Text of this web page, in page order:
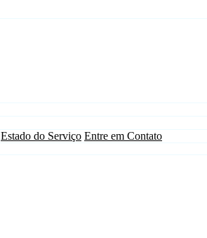
Estado do Serviço Entre em Contato